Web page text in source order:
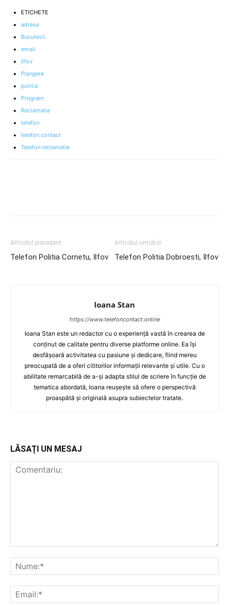
ETICHETE
adresa
Bucuresti
email
Ilfov
Plangere
politia
Program
Reclamatie
telefon
telefon contact
Telefon reclamatie
Articolul precedent
Telefon Politia Cornetu, Ilfov
Articolul următor
Telefon Politia Dobroesti, Ilfov
Ioana Stan
https://www.telefoncontact.online
Ioana Stan este un redactor cu o experiență vastă în crearea de
conținut de calitate pentru diverse platforme online. Ea își
desfășoară activitatea cu pasiune și dedicare, fiind mereu
preocupată de a oferi cititorilor informații relevante și utile. Cu o
abilitate remarcabilă de a-și adapta stilul de scriere în funcție de
tematica abordată, Ioana reușește să ofere o perspectivă
proaspătă și originală asupra subiectelor tratate.
LĂSAȚI UN MESAJ